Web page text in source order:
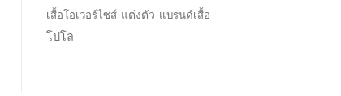
เสื้อโอเวอร์ไซส์ แต่งตัว แบรนด์เสื้อ
โปโล